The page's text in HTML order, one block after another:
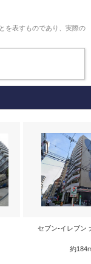
を表すものであり、実際の
セブン‐イレブン
約